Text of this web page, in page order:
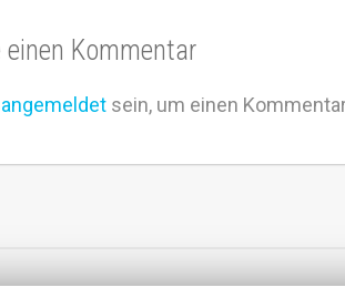
einen Kommentar
angemeldet sein, um einen